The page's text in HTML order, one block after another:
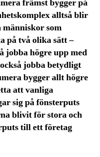
främst bygger på
alltså blir
människor som
på två olika sätt –
jobba högre upp med
jobba betydligt
bygger allt högre
att vanliga
sig på fönsterputs
blivit för stora och
till ett företag